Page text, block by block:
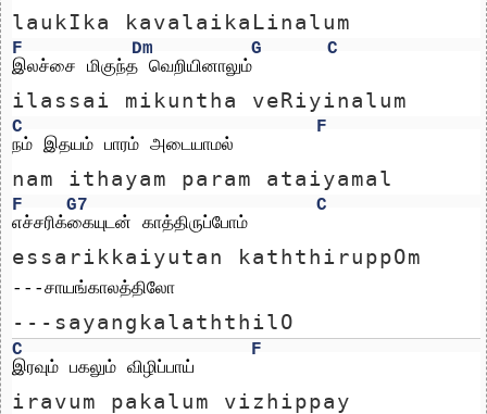
laukIka kavalaikaLinalum
F Dm G
C
இலச்சை மிகுந்த வெறியினாலும்
ilassai mikuntha veRiyinalum
C
F
நம் இதயம் பாரம் அடையாமல்
nam ithayam param ataiyamal
F G7
C
எச்சரிக்கையுடன் காத்திருப்போம்
essarikkaiyutan kaththiruppOm
---சாயங்காலத்திலோ
---sayangkalaththilO
C
F
இரவும் பகலும் விழிப்பாய்
iravum pakalum vizhippay